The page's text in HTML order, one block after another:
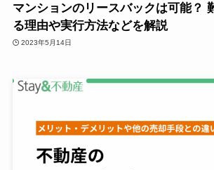
マンションのリースバックは可能？
る理由や実行方法などを解説
2023年5月14日